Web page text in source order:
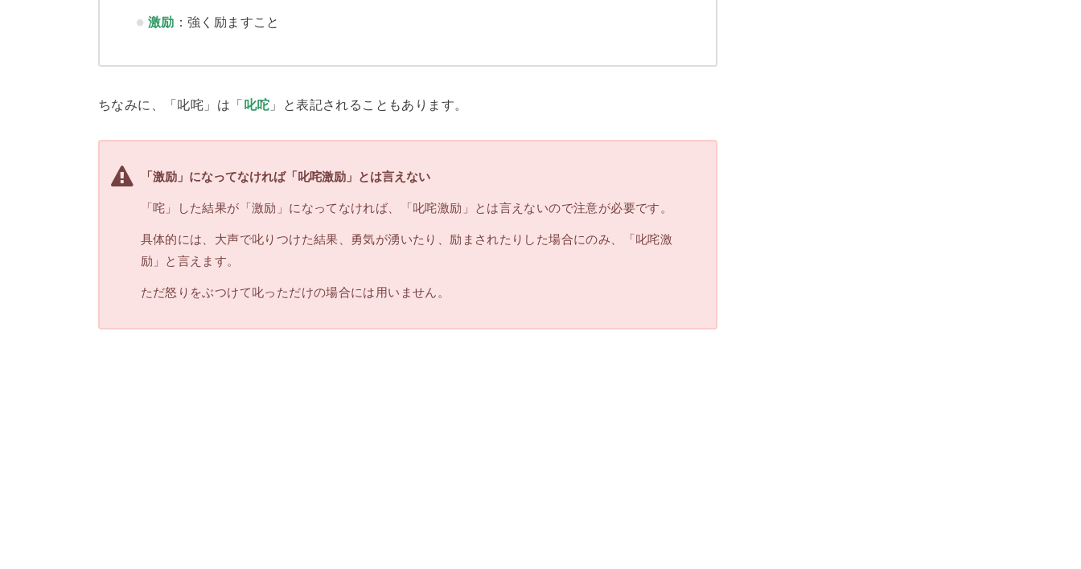
激励 ：強く励ますこと
ちなみに、「叱咤」は「叱咜 」と表記されることもあります。
「激励」になってなければ「叱咤激励」とは言えない
「咤」した結果が「激励」になってなければ、「叱咤激励」とは言えないので注意が必要です。
具体的には、大声で叱りつけた結果、勇気が湧いたり、励まされたりした場合にのみ、「叱咤激
励」と言えます。
ただ怒りをぶつけて叱っただけの場合には用いません。